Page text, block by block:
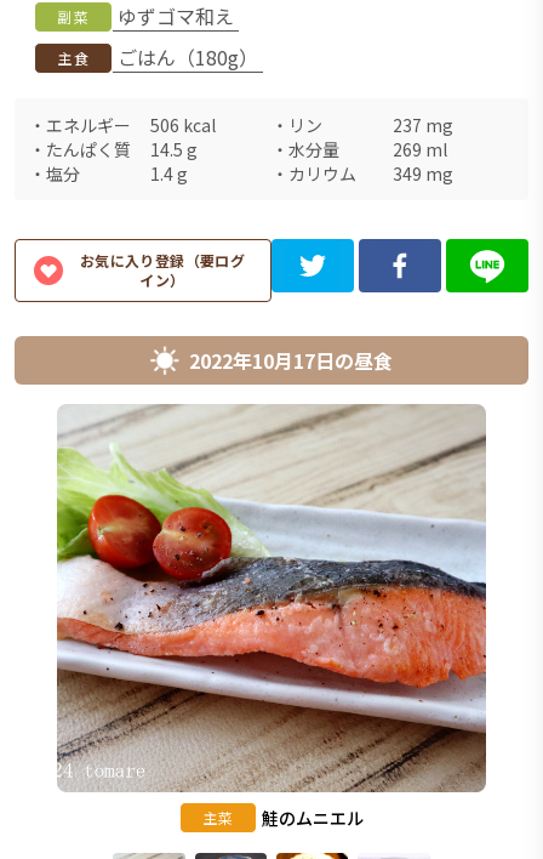
副菜 ゆずゴマ和え
主食 ごはん（180g）
・ エネルギー 506 kcal ・ リン 237 mg
・ たんぱく質 14.5 g ・ 水分量 269 ml
・ 塩分 1.4g ・ カリウム 349 mg
お気に入り登録（要ログ
イン）
2022年10月17日の昼食
主菜 鮭のムニエル